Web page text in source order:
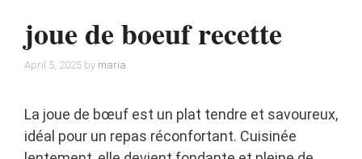
joue de boeuf recette
April 5, 2025 by maria
La joue de bœuf est un plat tendre et savoureux,
idéal pour un repas réconfortant. Cuisinée